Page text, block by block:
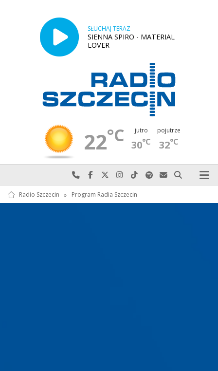
SŁUCHAJ TERAZ
SIENNA SPIRO - MATERIAL
LOVER
22°C jutro
30°C
pojutrze
32°C
Najlepiej po prostu do nas zadzwoń
Odwiedź nas na Facebook-u
Odwiedź nas na X
Odwiedź nas na Instagram-ie
Odwiedź nas na TikTok-u
Szukaj nas na Spotify
Wyślij do nas
Szukaj
Radio Szczecin » Program Radia Szczecin